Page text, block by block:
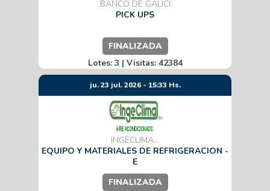
BANCO DE GALICI
PICK UPS
FINALIZADA
Lotes: 3 | Visitas: 42384
ju. 23 jul. 2026 - 15:33 Hs.
INGECLIMA...
EQUIPO Y MATERIALES DE REFRIGERACION -
E
FINALIZADA